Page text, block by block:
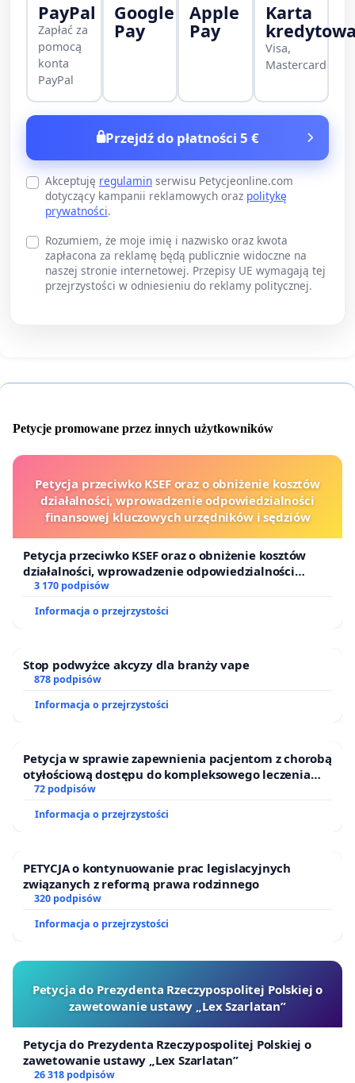
PayPal
Zapłać za
pomocą
konta
PayPal
Google
Pay
Apple
Pay
Karta
Visa,
Mastercard
Przejdź do płatności 5 €
Akceptuję regulamin serwisu Petycjeonline.com
dotyczący kampanii reklamowych oraz politykę
prywatności.
Rozumiem, że moje imię i nazwisko oraz kwota
zapłacona za reklamę będą publicznie widoczne na
naszej stronie internetowej. Przepisy UE wymagają tej
przejrzystości w odniesieniu do reklamy politycznej.
Petycje promowane przez innych użytkowników
Petycja przeciwko KSEF oraz o obniżenie kosztów
działalności, wprowadzenie odpowiedzialności
finansowej kluczowych urzędników i sędziów
Petycja przeciwko KSEF oraz o obniżenie kosztów
działalności, wprowadzenie odpowiedzialności
finansowej kluczowych urzędników i sędziów
3 170 podpisów
Informacja o przejrzystości
Stop podwyżce akcyzy dla branży vape
878 podpisów
Informacja o przejrzystości
Petycja w sprawie zapewnienia pacjentom z chorobą
otyłościową dostępu do kompleksowego leczenia
oraz programów profilaktycznych.
72 podpisów
Informacja o przejrzystości
PETYCJA o kontynuowanie prac legislacyjnych
związanych z reformą prawa rodzinnego
320 podpisów
Informacja o przejrzystości
Petycja do Prezydenta Rzeczypospolitej Polskiej o
zawetowanie ustawy „Lex Szarlatan”
Petycja do Prezydenta Rzeczypospolitej Polskiej o
zawetowanie ustawy „Lex Szarlatan”
26 318 podpisów